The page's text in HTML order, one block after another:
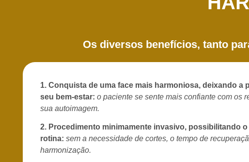
Os diversos benefícios, tanto
1. Conquista de uma face mais harmoniosa, deixando a
seu bem-estar: o paciente se sente mais confiante com os
sua autoimagem.
2. Procedimento minimamente invasivo, possibilitando
rotina: sem a necessidade de cortes, o tempo de
harmonização.